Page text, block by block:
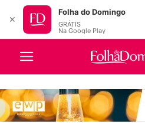
✕
Folha do Domingo
GRÁTIS
Na Google Play